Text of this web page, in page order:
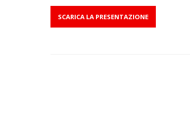
SCARICA LA PRESENTAZIONE